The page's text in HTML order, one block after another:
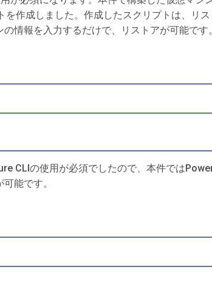
作成しました。作成したスクリプトは、リ
情報を入力するだけで、リストアが可能です。
CLIの使用が必須でしたので、本件では
能です。